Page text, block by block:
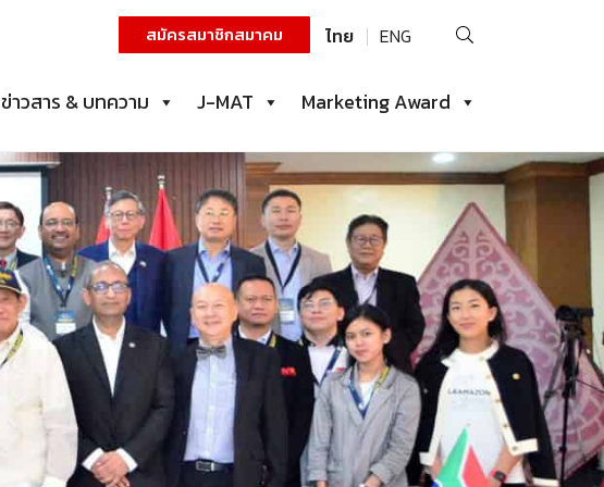
สมัครสมาชิกสมาคม ไทย ENG
ค้นหา
ข่าวสาร & บทความ J-MAT Marketing Award